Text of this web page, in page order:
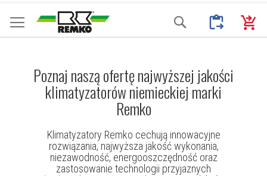
Przejdź
do
treści
Mój
Moje
Search
Poznaj naszą ofertę najwyższej jakości
klimatyzatorów niemieckiej marki
Remko
Klimatyzatory Remko cechują innowacyjne
rozwiązania, najwyższa jakość wykonania,
niezawodność, energooszczędność oraz
zastosowanie technologii przyjaznych